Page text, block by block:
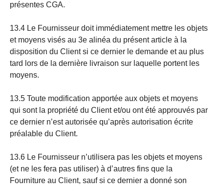
présentes CGA.
13.4 Le Fournisseur doit immédiatement mettre les objets
et moyens visés au 3e alinéa du présent article à la
disposition du Client si ce dernier le demande et au plus
tard lors de la dernière livraison sur laquelle portent les
moyens.
13.5 Toute modification apportée aux objets et moyens
qui sont la propriété du Client et/ou ont été approuvés par
ce dernier n’est autorisée qu’après autorisation écrite
préalable du Client.
13.6 Le Fournisseur n’utilisera pas les objets et moyens
(et ne les fera pas utiliser) à d’autres fins que la
Fourniture au Client, sauf si ce dernier a donné son